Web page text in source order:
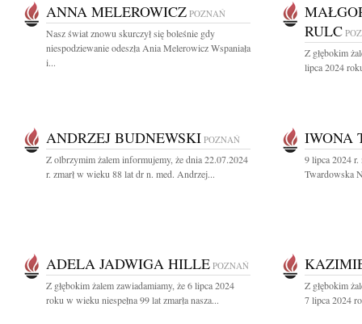
ANNA MELEROWICZ POZNAŃ
Nasz świat znowu skurczył się boleśnie gdy
niespodziewanie odeszła Ania Melerowicz Wspaniała
i...
RULC
Z głębokim
lipca 2024
ANDRZEJ BUDNEWSKI POZNAŃ
Z olbrzymim żalem informujemy, że dnia 22.07.2024
r. zmarł w wieku 88 lat dr n. med. Andrzej...
IWONA
9 lipca 2024 r.
Twardowska
ADELA JADWIGA HILLE POZNAŃ
Z głębokim żalem zawiadamiamy, że 6 lipca 2024
roku w wieku niespełna 99 lat zmarła nasza...
Z głębokim
7 lipca 2024